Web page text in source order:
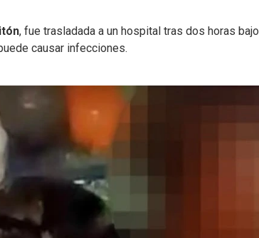
, fue trasladada a un hospital tras dos horas bajo
causar infecciones.